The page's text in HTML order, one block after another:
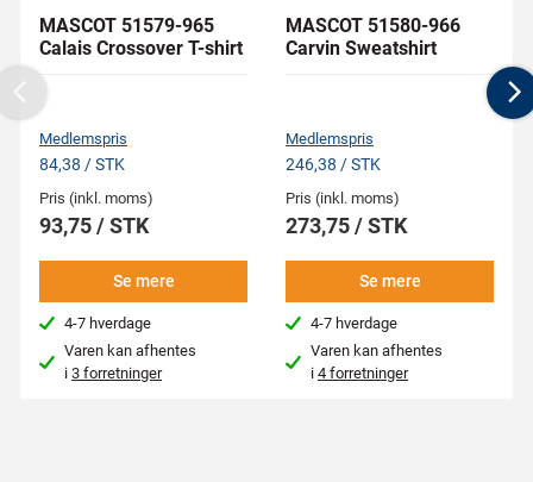
MASCOT 51579-965
Calais Crossover T-shirt
Medlemspris
84,38 / STK
Pris (inkl. moms)
93,75 / STK
Se mere
4-7 hverdage
Varen kan afhentes
i3 forretninger
MASCOT 51580-966
Carvin Sweatshirt
Medlemspris
246,38 / STK
Pris (inkl. moms)
273,75 / STK
Se mere
4-7 hverdage
Varen kan afhentes
i4 forretninger
Previous